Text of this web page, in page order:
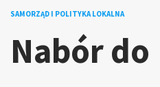
SAMORZĄD I POLITYKA LOKALNA
Nabór do